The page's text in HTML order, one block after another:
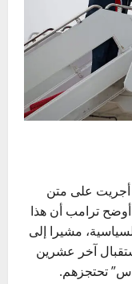
أجريت على متن
أوضح ترامب أن هذا
مشيرا إلى
آخر عشرين
تحتجزهم.